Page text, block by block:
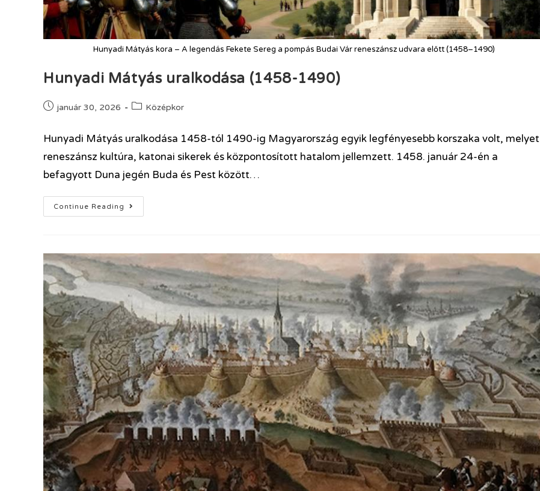
Hunyadi Mátyás kora – A legendás Fekete Sereg a pompás Budai Vár reneszánsz udvara előtt (1458–1490)
Hunyadi Mátyás uralkodása (1458-1490)
január 30, 2026 Középkor
Hunyadi Mátyás uralkodása 1458-tól 1490-ig Magyarország egyik legfényesebb korszaka volt, melyet
reneszánsz kultúra, katonai sikerek és központosított hatalom jellemzett. 1458. január 24-én a
befagyott Duna jegén Buda és Pest között…
Continue Reading